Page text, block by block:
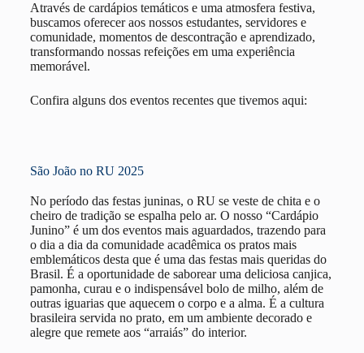
Através de cardápios temáticos e uma atmosfera festiva,
buscamos oferecer aos nossos estudantes, servidores e
comunidade, momentos de descontração e aprendizado,
transformando nossas refeições em uma experiência
memorável.
Confira alguns dos eventos recentes que tivemos aqui:
São João no RU 2025
No período das festas juninas, o RU se veste de chita e o
cheiro de tradição se espalha pelo ar. O nosso “Cardápio
Junino” é um dos eventos mais aguardados, trazendo para
o dia a dia da comunidade acadêmica os pratos mais
emblemáticos desta que é uma das festas mais queridas do
Brasil. É a oportunidade de saborear uma deliciosa canjica,
pamonha, curau e o indispensável bolo de milho, além de
outras iguarias que aquecem o corpo e a alma. É a cultura
brasileira servida no prato, em um ambiente decorado e
alegre que remete aos “arraiás” do interior.